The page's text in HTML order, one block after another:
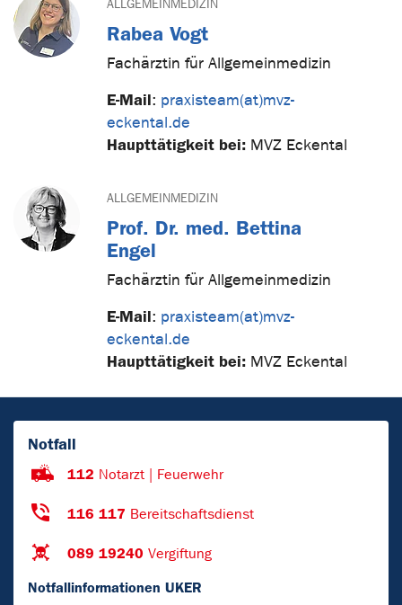
ALLGEMEINMEDIZIN
Rabea Vogt
Fachärztin für Allgemeinmedizin
E-Mail: praxisteam(at)mvz-
eckental.de
Haupttätigkeit bei: MVZ Eckental
ALLGEMEINMEDIZIN
Prof. Dr. med. Bettina
Engel
Fachärztin für Allgemeinmedizin
E-Mail: praxisteam(at)mvz-
eckental.de
Haupttätigkeit bei: MVZ Eckental
Notfall
112 Notarzt | Feuerwehr
116 117 Bereitschaftsdienst
089 19240 Vergiftung
Notfallinformationen UKER